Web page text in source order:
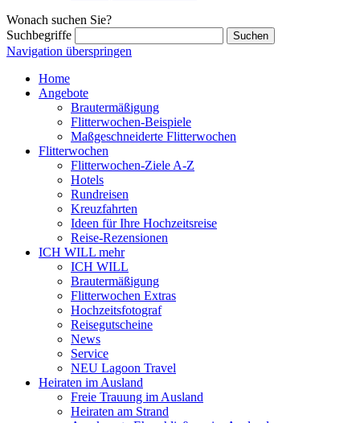
Wonach suchen Sie?
Suchbegriffe
Navigation überspringen
Home
Angebote
Brautermäßigung
Flitterwochen-Beispiele
Maßgeschneiderte Flitterwochen
Flitterwochen
Flitterwochen-Ziele A-Z
Hotels
Rundreisen
Kreuzfahrten
Ideen für Ihre Hochzeitsreise
Reise-Rezensionen
ICH WILL mehr
ICH WILL
Brautermäßigung
Flitterwochen Extras
Hochzeitsfotograf
Reisegutscheine
News
Service
NEU Lagoon Travel
Heiraten im Ausland
Freie Trauung im Ausland
Heiraten am Strand